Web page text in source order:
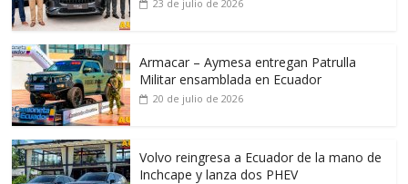
23 de julio de 2026
Armacar – Aymesa entregan Patrulla
Militar ensamblada en Ecuador
20 de julio de 2026
Volvo reingresa a Ecuador de la mano de
Inchcape y lanza dos PHEV